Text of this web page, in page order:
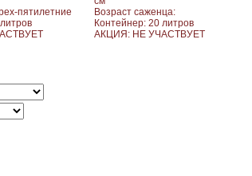
пятилетние
Возраст саженца:
Контейнер: 20 литров
АКЦИЯ: НЕ УЧАСТВУЕТ